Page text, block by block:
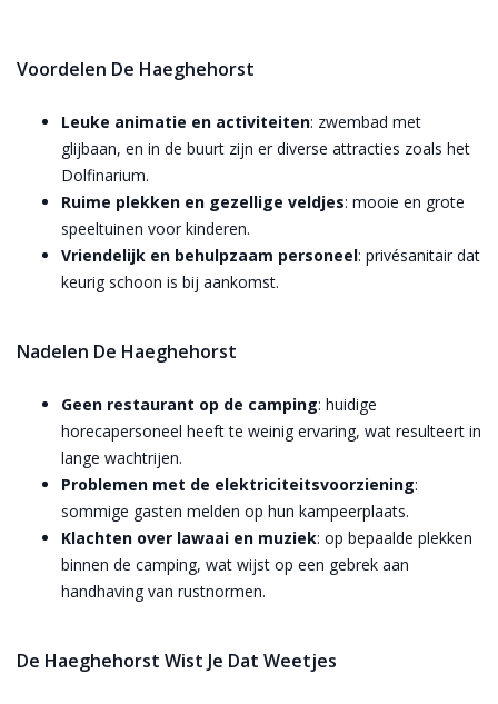
Voordelen De Haeghehorst
Leuke animatie en activiteiten: zwembad met
glijbaan, en in de buurt zijn er diverse attracties zoals het
Dolfinarium​​.
Ruime plekken en gezellige veldjes: mooie en grote
speeltuinen voor kinderen​​.
Vriendelijk en behulpzaam personeel: privésanitair dat
keurig schoon is bij aankomst​.
Nadelen De Haeghehorst
Geen restaurant op de camping: huidige
horecapersoneel heeft te weinig ervaring, wat resulteert in
lange wachtrijen​​.
Problemen met de elektriciteitsvoorziening:
sommige gasten melden op hun kampeerplaats​​.
Klachten over lawaai en muziek: op bepaalde plekken
binnen de camping, wat wijst op een gebrek aan
handhaving van rustnormen.​​
De Haeghehorst Wist Je Dat Weetjes